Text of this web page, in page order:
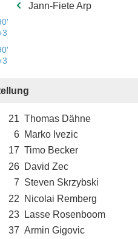
Jann-Fiete Arp
21 Thomas Dähne
6 Marko Ivezic
17 Timo Becker
26 David Zec
7 Steven Skrzybski
22
Nicolai Remberg
23
Lasse Rosenboom
37 Armin Gigovic